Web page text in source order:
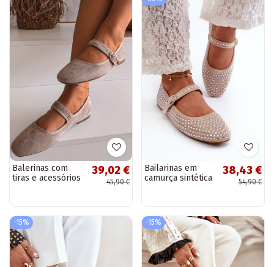
Balerinas com
tiras e acessórios
39,02 €
45,90 €
Bailarinas em
camurça sintética
38,43 €
54,90 €
-15% -15%